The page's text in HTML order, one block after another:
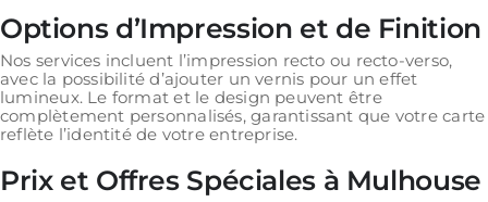
Options d’Impression et de Finition
Nos services incluent l’impression recto ou recto-verso,
avec la possibilité d’ajouter un vernis pour un effet
lumineux. Le format et le design peuvent être
complètement personnalisés, garantissant que votre carte
reflète l’identité de votre entreprise.
Prix et Offres Spéciales à Mulhouse